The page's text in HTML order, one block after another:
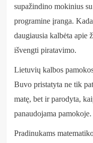
supažindino mokinius
programine įranga.
daugiausia kalbėta apie
išvengti piratavimo.
Lietuvių kalbos
Buvo pristatyta ne tik
matę, bet ir parodyta,
panaudojama pamokoje.
Pradinukams